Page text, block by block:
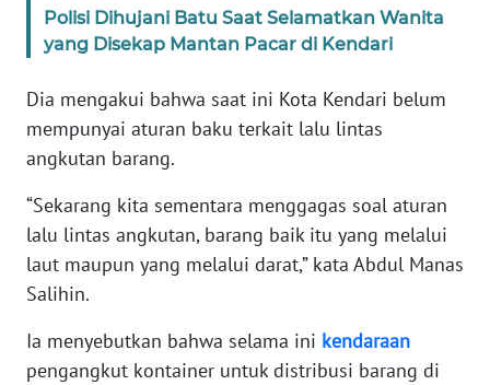
Polisi Dihujani Batu Saat Selamatkan Wanita
yang Disekap Mantan Pacar di Kendari
Dia mengakui bahwa saat ini Kota Kendari belum
mempunyai aturan baku terkait lalu lintas
angkutan barang.
“Sekarang kita sementara menggagas soal aturan
lalu lintas angkutan, barang baik itu yang melalui
laut maupun yang melalui darat,” kata Abdul Manas
Salihin.
Ia menyebutkan bahwa selama ini kendaraan
pengangkut kontainer untuk distribusi barang di
SUMUT
JAKARTA
WN
WN
BANTEN
NTT